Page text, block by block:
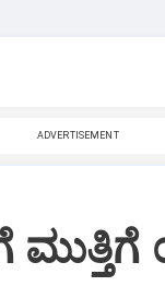
ADVERTISEMENT